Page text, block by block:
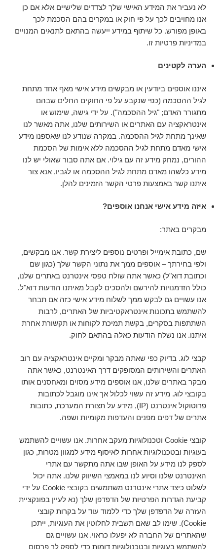
לא נעביר את המידע האישי שלך לצדדים שלישיים אלא אם כן
אנו מחויבים לכך על פי חוק או במקרים בהם הסכמת לכך
באופן מפורש. כל שיתוף במידע ייעשה בהתאם לתנאים המנויים
במדיניות פרטיות זו.
הערה לקטינים
איננו אוספים ביודעין או מבקשים מידע אישי מאף אחד מתחת
לגיל ההסכמה (כפי שנקבע על פי החוקים החלים שבהם
מתגורר האדם; "גיל ההסכמה"). על ידי גישה, שימוש או
אינטראקציה עם האתרים או השירותים שלנו, אתה מאשר לנו
שאינך מתחת לגיל ההסכמה. במקרה שנודע לנו שאספנו מידע
אישי מאדם מתחת לגיל ההסכמה ללא אימות של הסכמת
ההורים, נמחק מידע זה עם גילוי. אם אתה סבור שאולי יש לנו
מידע כלשהו מאדם מתחת לגיל ההסכמה או לגביו, אנא צור
איתנו קשר באמצעות פרטי הקשר הזמינים להלן.
איזה מידע אישי אנחנו אוספים?
מבקרים באתר:
שם, כתובת אימייל ופרטים נוספים ליצירת קשר. אנו מבקשים,
ולפי בחירתך – אוספים ממך את נתוני הקשר שלך (כגון שם
וכתובת דוא"ל) כאשר אתה שולח טפסי אינטרנט באתרים שלנו,
כולל הזדמנויות להירשם ולהסכים לקבל מאיתנו הודעות דוא"ל.
אנו עשויים גם לבקש ממך לשלוח מידע אישי כזה אם תבחר
להשתמש בתכונות אינטראקטיביות של האתרים, לרבות
השתתפות בסקרים, בקשת תמיכת לקוחות או תקשורת אחרת
איתנו. אנו נשלח הודעות כאלה בהתאם לחוק.
קבצי לוג. בדיוק כפי שאתה מבקר ומקיים אינטראקציה עם רוב
האתרים והשירותים המסופקים דרך האינטרנט, כאשר אתה
מבקר באתרים שלנו, אנו אוספים מידע מסוים ומאחסנים אותו
בקובצי לוג. מידע זה עשוי לכלול אך אינו מוגבל לכתובות
פרוטוקול אינטרנט (IP), מידע על תצורת המערכת, כתובות
אתרים של דפים מפנים והעדפות מקומיות ושפה.
קובצי Cookie וטכנולוגיות מעקב אחרות. אנו עשויים להשתמש
בעוגיות ובטכנולוגיות אחרות לאיסוף מידע למגוון מטרות, כגון
לספק לנו מידע על האופן שבו אתה מתקשר עם אתרי
האינטרנט שלנו וסיוע לנו במאמצי השיווק שלנו. אתה יכול
לשלוט כיצד אתרי אינטרנט משתמשים בקובצי Cookie על ידי
קביעת הגדרות הפרטיות של הדפדפן שלך (נא לעיין בפונקציית
העזרה של הדפדפן שלך כדי ללמוד עוד על בקרות קובצי
Cookie). שימו לב שאם תשבית לחלוטין את העוגיות, ייתכן
שהאתרים של החברה לא יפעלו כראוי. אנו עשויים גם
להשתמש בעוגיות ובטכנולוגיות דומות כדי לספק לך פרסום